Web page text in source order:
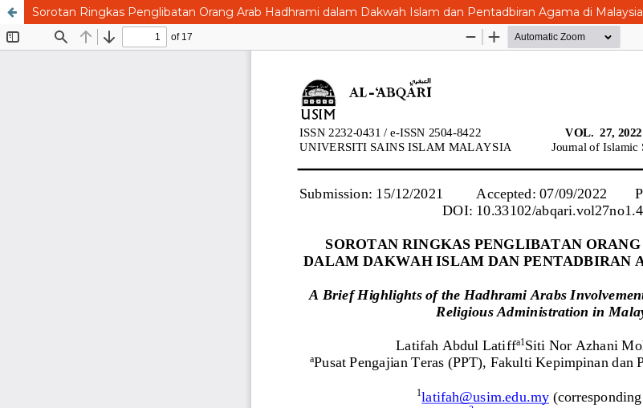
Sorotan Ringkas Penglibatan Orang Arab Hadhrami dalam Dakwah Islam dan Pentadbiran Agama di Malaysia